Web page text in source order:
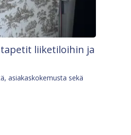
liiketiloihin ja
asiakaskokemusta sekä